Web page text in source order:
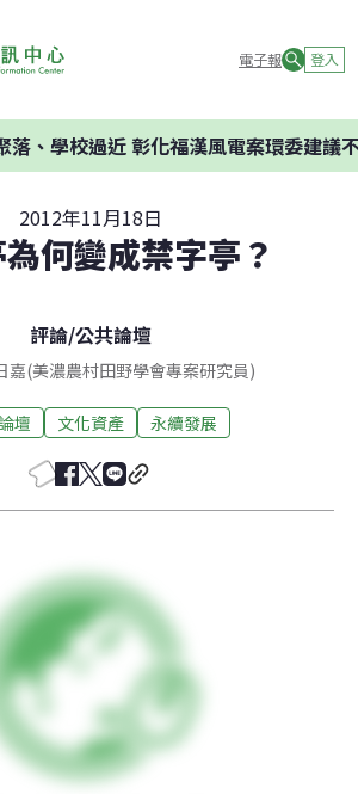
電子報 登入
校過近 彰化福漢風電案環委建議不應開發
2012年11月18日
何變成禁字亭？
評論/公共論壇
嘉(美濃農村田野學會專案研究員)
壇 文化資產 永續發展